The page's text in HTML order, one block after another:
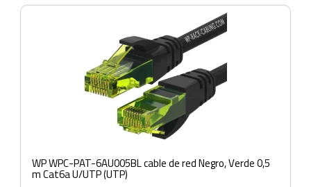
WP WPC-PAT-6AU005BL cable de red Negro, Verde 0,5
m Cat6a U/UTP (UTP)